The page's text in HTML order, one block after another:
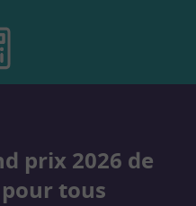
prix 2026 de
tous